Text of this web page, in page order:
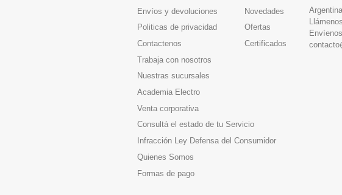
Envíos y devoluciones
Politicas de privacidad
Contactenos
Trabaja con nosotros
Nuestras sucursales
Academia Electro
Venta corporativa
Consultá el estado de tu Servicio
Infracción Ley Defensa del Consumidor
Quienes Somos
Formas de pago
Novedades
Ofertas
Certificados
Argentina